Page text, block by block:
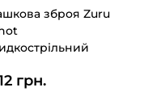
зброя Zuru
(36603R)
грн.